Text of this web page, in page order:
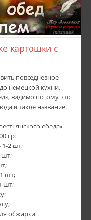
картошки с
повседневное
немецкой кухни.
видимо потому что
и такое название.
обеда»
гр;
1-2 шт;
шт;
шт;
шт;
обжарки